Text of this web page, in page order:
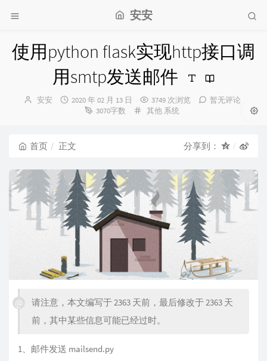
安安
使用python flask实现http接口调
用smtp发送邮件
博
安安
发
2020 年 02 月 13 日 3749 次浏览
暂无评论
3070字数
分
其他 系统
首页 正文 分享到：
请注意，本文编写于 2363 天前，最后修改于 2363 天
前，其中某些信息可能已经过时。
1、邮件发送 mailsend.py